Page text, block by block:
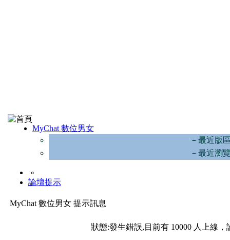
MyChat 數位男女
－最近版
－最近瀏
»
論壇提示
MyChat 數位男女 提示訊息
狀態:發生錯誤,目前有 10000 人上線